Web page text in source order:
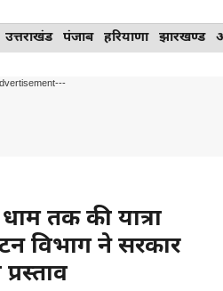
उत्तराखंड पंजाब हरियाणा झारखण्ड
तक की यात्रा
विभाग ने सरकार